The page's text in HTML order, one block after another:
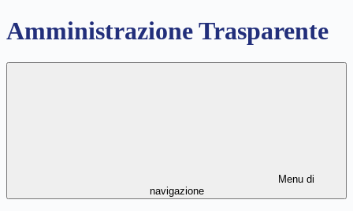
Amministrazione Trasparente
Menu di
navigazione